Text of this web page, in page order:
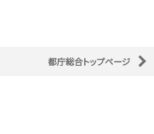
都庁総合トップページ